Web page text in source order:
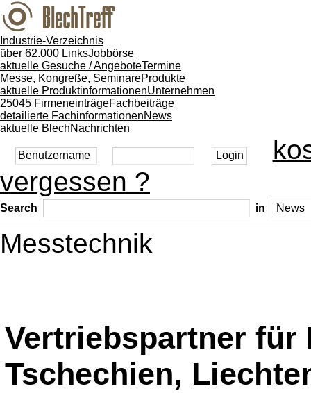
Industrie-Verzeichnis
über 62.000 LinksJobbörse
aktuelle Gesuche / AngeboteTermine
Messe, Kongreße, SeminareProdukte
aktuelle ProduktinformationenUnternehmen
25045 FirmeneinträgeFachbeiträge
detailierte FachinformationenNews
aktuelle BlechNachrichten
vergessen ?
Search in
Messtechnik
Vertriebspartner für
Tschechien,